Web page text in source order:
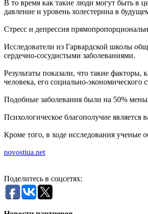
В то время как такие люди могут быть в
давление и уровень холестерина в
Стресс и депрессия
Исследователи из Гарвардской школы
сердечно-сосудистыми заболеваниями.
Результаты показали, что такие факторы,
человека, его социально-экономического
Подобные заболевания были на 50%
Психологическое благополучие
Кроме того, в ходе исследования
novostiua.net
Поделитесь в соцсетях: